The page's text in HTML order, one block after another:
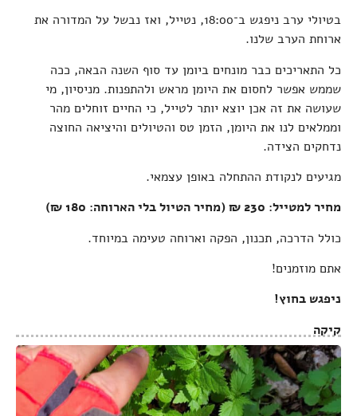
בטיולי ערב ניפגש ב־18:00, נטייל, ואז נבשל על המדורה את
ארוחת הערב שלנו.
כל התאריכים כבר מונחים ביומן עד סוף השנה הבאה, ככה
שממש אפשר לחסום את היומן מראש ולהתפנות. מניסיון, מי
שעושה את זה אכן יוצא יותר לטייל, כי החיים זוחלים מהר
וממלאים לנו את היומן, הזמן טס והטיולים והיציאה החוצה
נדחקים הצידה.
מגיעים לנקודת ההתחלה באופן עצמאי.
מחיר למטייל: 230 ₪ (מחיר הטיול בלי הארוחה: 180 ₪)
כולל הדרכה, תכנון, הפקה וארוחה טעימה במיוחד.
אתם מוזמנים!
ניפגש בחוץ!
קיקה